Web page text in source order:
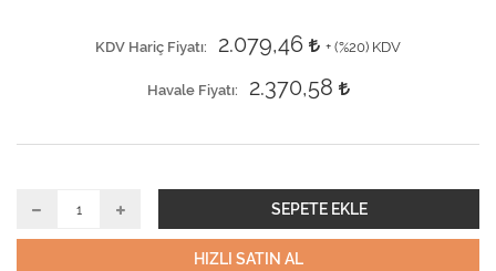
KDV Hariç Fiyatı 2.079,46 + (%20) KDV
Havale Fiyatı 2.370,58
SEPETE EKLE
HIZLI SATIN AL